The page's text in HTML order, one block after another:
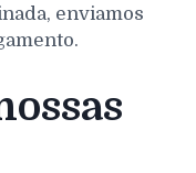
enviamos